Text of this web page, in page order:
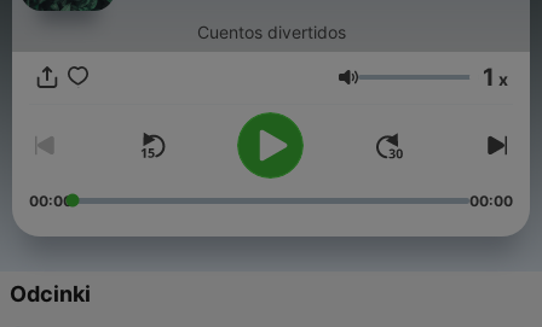
Cuentos divertidos
Głośność 1 x
00:00 00:00
Odcinki